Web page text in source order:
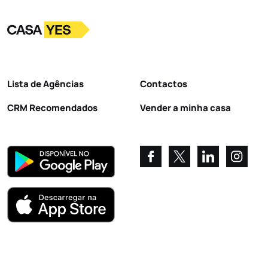
LogoIr para a homepage
Lista de Agências
CRM Recomendados
Contactos
Vender a minha casa